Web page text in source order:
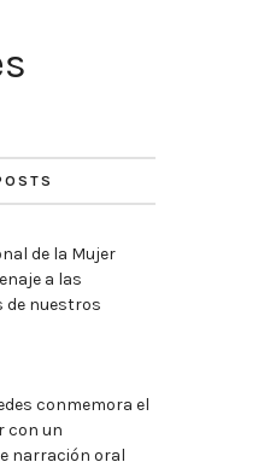
de la Mujer
a las
nuestros
conmemora el
con un
narración oral